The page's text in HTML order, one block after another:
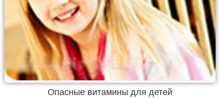
Опасные витамины для детей